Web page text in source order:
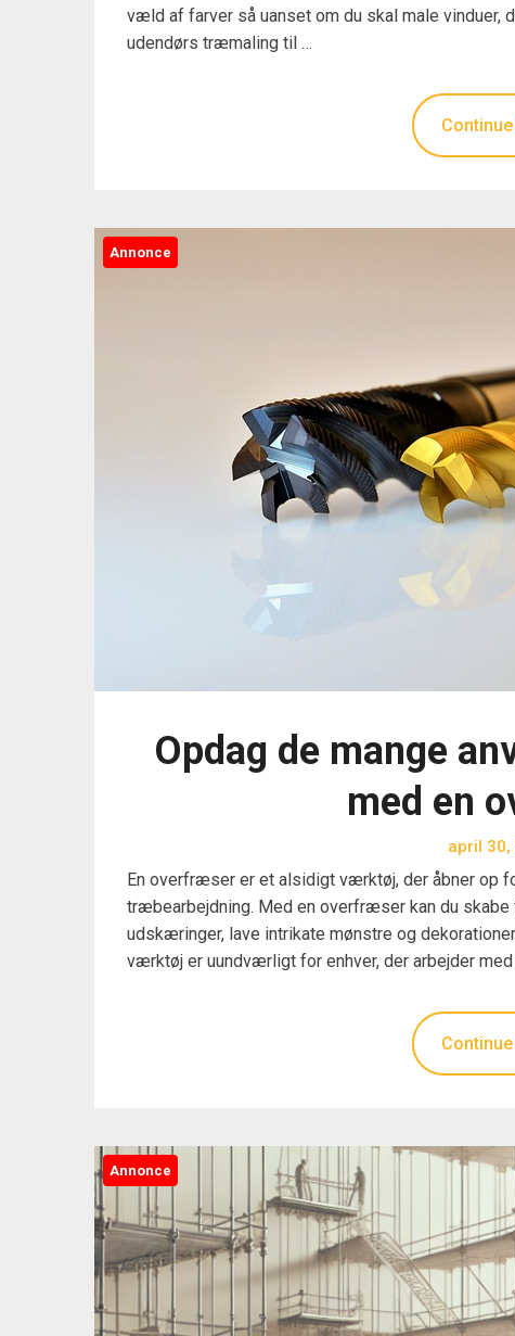
væld af farver så uanset om du skal male vinduer,
udendørs træmaling til …
Annonce
Opdag de mange
med en
april 30,
En overfræser er et alsidigt værktøj, der åbner op
træbearbejdning. Med en overfræser kan du
udskæringer, lave intrikate mønstre og
værktøj er uundværligt for enhver, der arbejder
Annonce